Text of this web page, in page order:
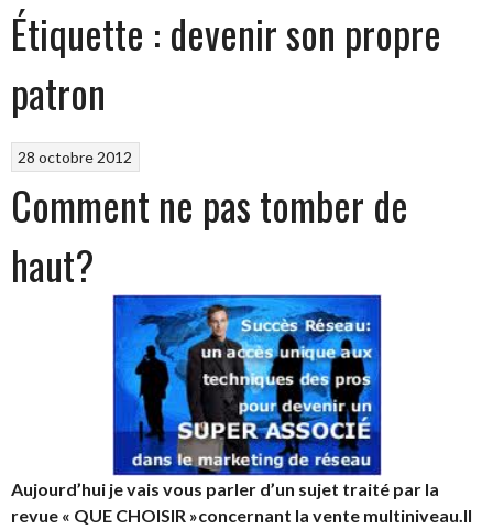
Étiquette : devenir son propre
patron
28 octobre 2012
Comment ne pas tomber de
haut?
Aujourd’hui je vais vous parler d’un sujet traité par la
revue « QUE CHOISIR »concernant la vente multiniveau.Il